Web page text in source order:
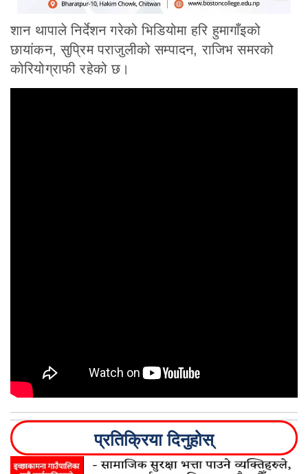
शान थापाले निर्देशन गरेको भिडियोमा हरि हुमागाँइको
छायांकन, सुप्रिम पराजुलीको सम्पादन, राजिभ समरको
कोरियोग्राफी रहेको छ।
प्रतिक्रिया दिनुहोस्